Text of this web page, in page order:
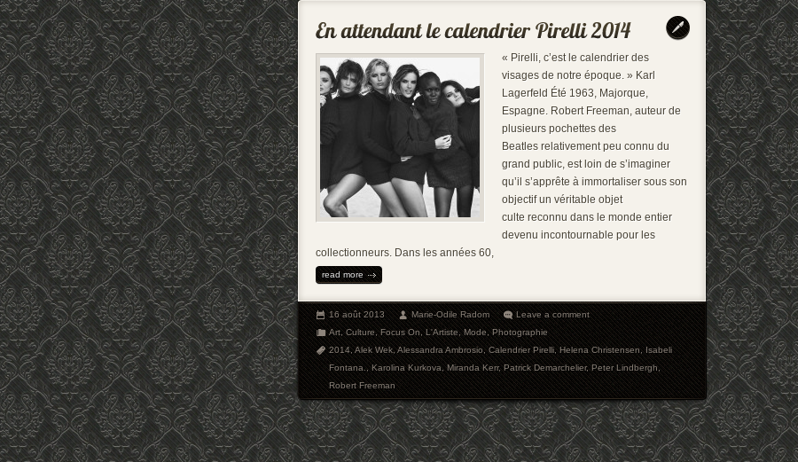
« Pirelli, c’est le calendrier des
visages de notre époque. » Karl
Lagerfeld Été 1963, Majorque,
Espagne. Robert Freeman, auteur de
plusieurs pochettes des
Beatles relativement peu connu du
grand public, est loin de s’imaginer
qu’il s’apprête à immortaliser sous son
objectif un véritable objet
culte reconnu dans le monde entier
devenu incontournable pour les
collectionneurs. Dans les années 60,
read more
16 août 2013 Marie-Odile Radom
Leave a comment
Art,Culture,Focus On,L'Artiste,Mode,Photographie
2014,Alek Wek,Alessandra Ambrosio,Calendrier Pirelli,Helena Christensen,Isabeli
Fontana.,Karolina Kurkova,Miranda Kerr,Patrick Demarchelier,Peter Lindbergh,
Robert Freeman